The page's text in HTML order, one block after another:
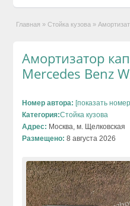
Главная » Стойка кузова »
Амортизатор
Mercedes Benz
Номер автора: [показать
Категория:Стойка кузова
Адрес: Москва, м. Щелковская
Размещено: 8 августа 2026